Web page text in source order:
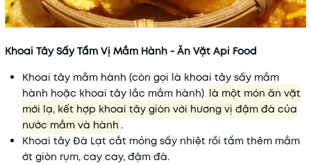
Khoai Tây Sấy Tẩm Vị Mắm Hành - Ăn Vặt Api Food
Khoai tây mắm hành (còn gọi là khoai tây sấy mắm
hành hoặc khoai tây lắc mắm hành) là một món ăn vặt
mới lạ, kết hợp khoai tây giòn với hương vị đậm đà của
nước mắm và hành .
Khoai tây Đà Lạt cắt mỏng sấy nhiệt rồi tẩm thêm mắm
ớt giòn rụm, cay cay, đậm đà.